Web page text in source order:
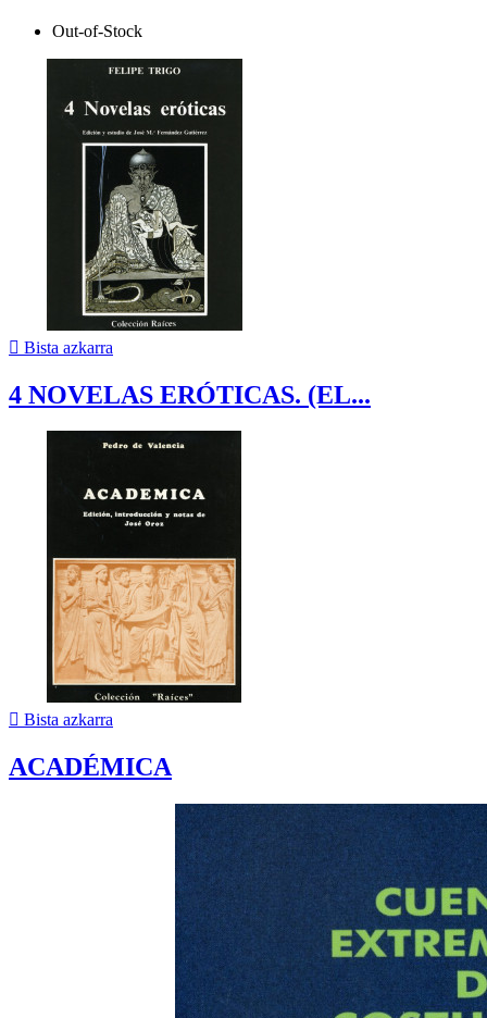
Out-of-Stock
 Bista azkarra
4 NOVELAS ERÓTICAS. (EL...
 Bista azkarra
ACADÉMICA